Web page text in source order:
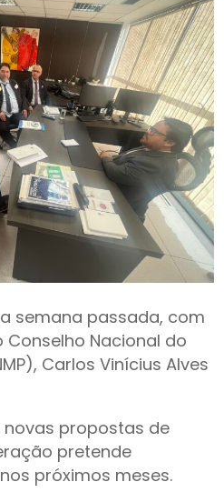
semana passada, com
Nacional do
Carlos Vinícius Alves
propostas de
pretende
próximos meses.